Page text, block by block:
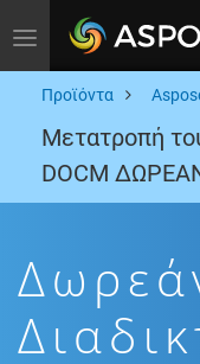
Toggle navigation
Προϊόντα
Μετατροπή
DOCM